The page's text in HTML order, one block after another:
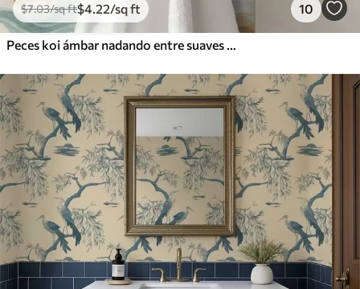
$7.03/sq ft$4.22/sq ft 10
Peces koi ámbar nadando entre suaves olas turquesas